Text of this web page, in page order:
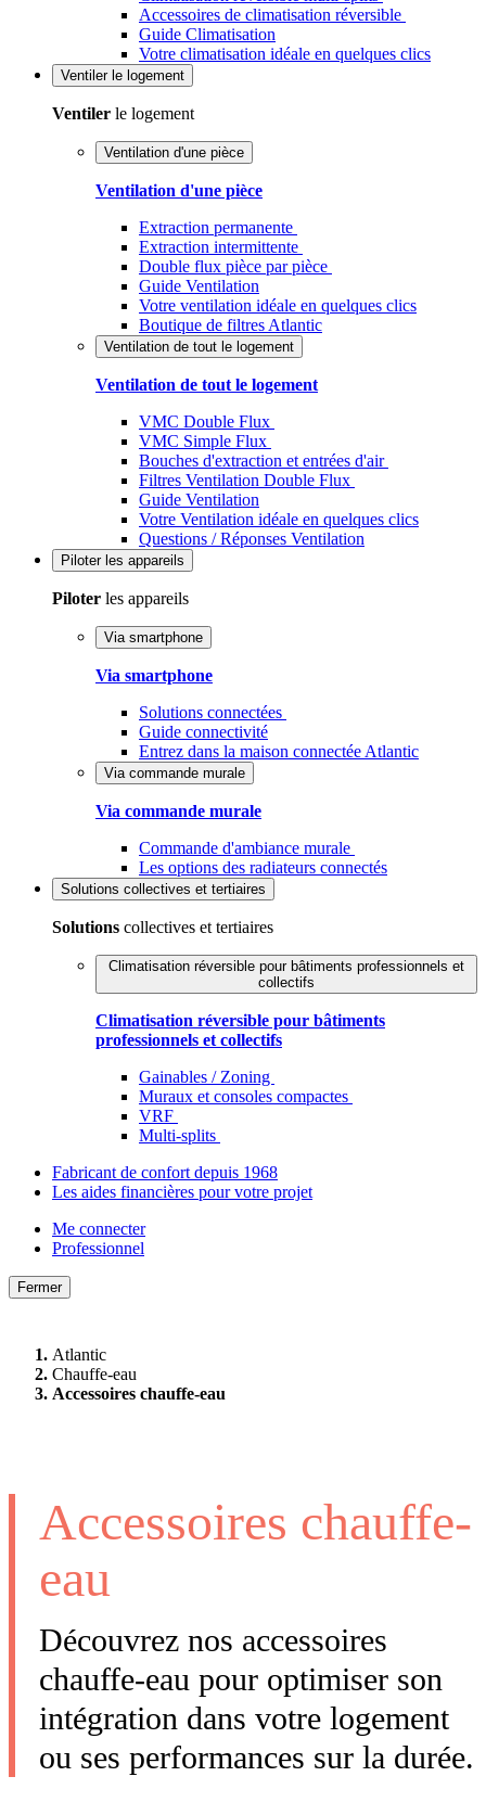
Accessoires de climatisation réversible
Guide Climatisation
Votre climatisation idéale en quelques clics
Ventiler le logement
Ventiler le logement
Ventilation d'une pièce
Ventilation d'une pièce
Extraction permanente
Extraction intermittente
Double flux pièce par pièce
Guide Ventilation
Votre ventilation idéale en quelques clics
Boutique de filtres Atlantic
Ventilation de tout le logement
Ventilation de tout le logement
VMC Double Flux
VMC Simple Flux
Bouches d'extraction et entrées d'air
Filtres Ventilation Double Flux
Guide Ventilation
Votre Ventilation idéale en quelques clics
Questions / Réponses Ventilation
Piloter les appareils
Piloter les appareils
Via smartphone
Via smartphone
Solutions connectées
Guide connectivité
Entrez dans la maison connectée Atlantic
Via commande murale
Via commande murale
Commande d'ambiance murale
Les options des radiateurs connectés
Solutions collectives et tertiaires
Solutions collectives et tertiaires
Climatisation réversible pour bâtiments professionnels et
collectifs
Climatisation réversible pour bâtiments
professionnels et collectifs
Gainables / Zoning
Muraux et consoles compactes
VRF
Multi-splits
Fabricant de confort depuis 1968
Les aides financières pour votre projet
Me connecter
Professionnel
Fermer
Atlantic
Chauffe-eau
Accessoires chauffe-eau
Accessoires chauffe-
eau
Découvrez nos accessoires
chauffe-eau pour optimiser son
intégration dans votre logement
ou ses performances sur la durée.